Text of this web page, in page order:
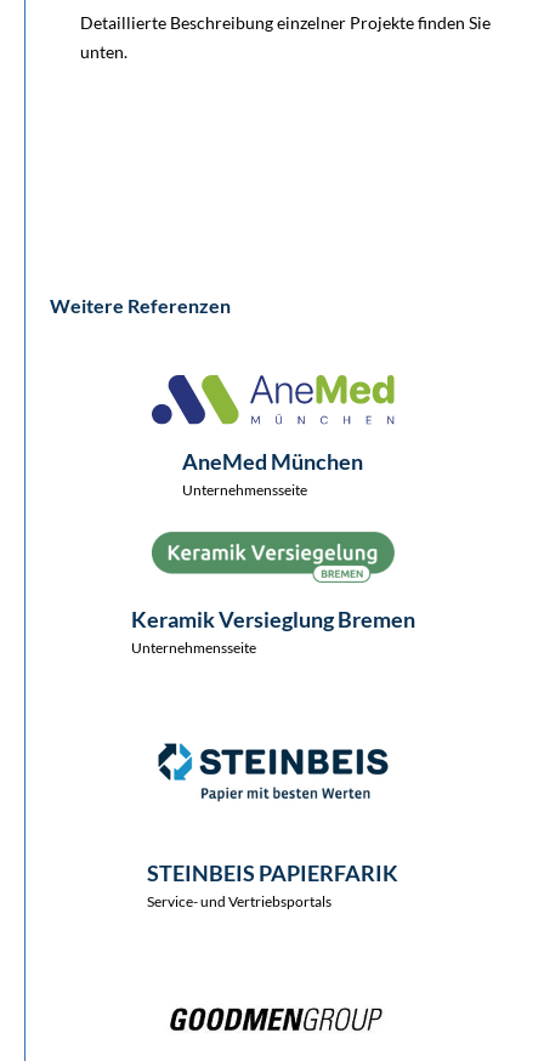
Detaillierte Beschreibung einzelner Projekte finden Sie
unten.
Weitere Referenzen
AneMed München
Unternehmensseite
Keramik Versieglung Bremen
Unternehmensseite
STEINBEIS PAPIERFARIK
Service- und Vertriebsportals